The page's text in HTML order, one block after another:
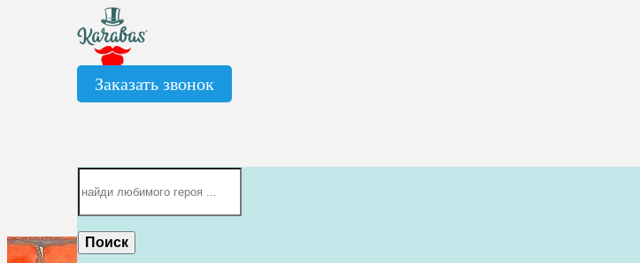
Заказать звонок
Поиск